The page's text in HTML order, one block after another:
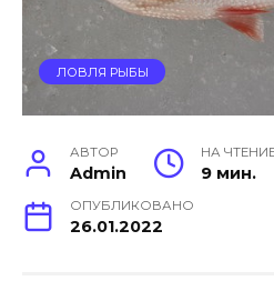
ЛОВЛЯ РЫБЫ
АВТОР
Admin
НА
9 мин.
ОПУБЛИКОВАНО
26.01.2022